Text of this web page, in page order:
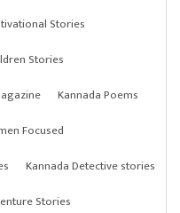
Stories
Stories
Kannada Poems
Focused
Kannada Detective stories
Stories